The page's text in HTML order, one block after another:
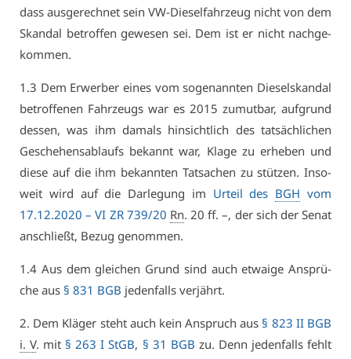
dass aus­ge­rech­net sein VW-Die­sel­fahr­zeug nicht von dem
Skan­dal be­trof­fen ge­we­sen sei. Dem ist er nicht nach­ge­
kom­men.
1.3 Dem Er­wer­ber ei­nes vom so­ge­nann­ten Die­selskan­dal
be­trof­fe­nen Fahr­zeugs war es 2015 zu­mut­bar, auf­grund
des­sen, was ihm da­mals hin­sicht­lich des tat­säch­li­chen
Ge­sche­hens­ab­laufs be­kannt war, Kla­ge zu er­he­ben und
die­se auf die ihm be­kann­ten Tat­sa­chen zu stüt­zen. In­so­
weit wird auf die Dar­le­gung im Ur­teil des BGH vom
17.12.2020 –VI ZR 739/20 Rn. 20 ff. –, der sich der Se­nat
an­schließt, Be­zug ge­nom­men.
1.4 Aus dem glei­chen Grund sind auch et­wai­ge An­sprü­
che aus § 831 BGB je­den­falls ver­jährt.
2. Dem Klä­ger steht auch kein An­spruch aus § 823 II BGB
i. V. mit § 263 I StGB, § 31 BGB zu. Denn je­den­falls fehlt